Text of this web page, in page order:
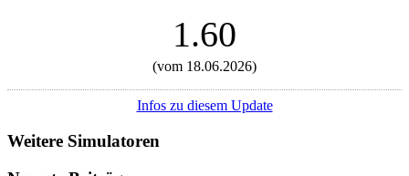
1.60
(vom 18.06.2026)
Infos zu diesem Update
Weitere Simulatoren